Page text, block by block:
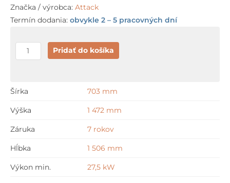
Značka / výrobca: Attack
Termín dodania: obvykle 2 – 5 pracovných dní
množstvo
Attack
Pridať do košíka
Šírka 703 mm
Výška 1 472 mm
Záruka 7 rokov
Hĺbka 1 506 mm
Výkon min. 27,5 kW